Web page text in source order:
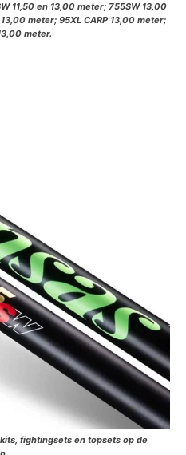
11,50 en 13,00 meter; 755SW 13,00
meter; 95XL CARP 13,00 meter;
meter.
fightingsets en topsets op de